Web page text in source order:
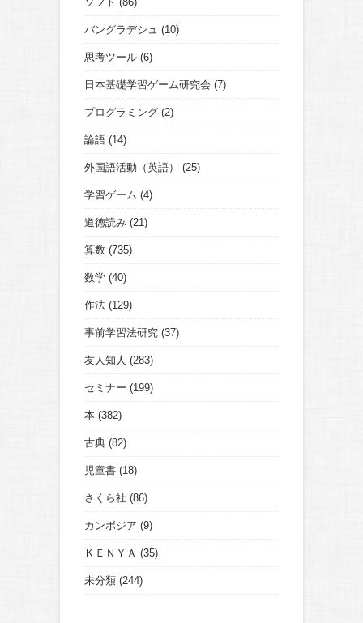
バングラデシュ (10)
思考ツール (6)
日本基礎学習ゲーム研究会 (7)
プログラミング (2)
論語 (14)
外国語活動（英語） (25)
学習ゲーム (4)
道徳読み (21)
算数 (735)
数学 (40)
作法 (129)
事前学習法研究 (37)
友人知人 (283)
セミナー (199)
本 (382)
古典 (82)
児童書 (18)
さくら社 (86)
カンボジア (9)
ＫＥＮＹＡ (35)
未分類 (244)